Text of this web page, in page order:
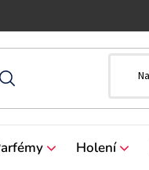
Holení